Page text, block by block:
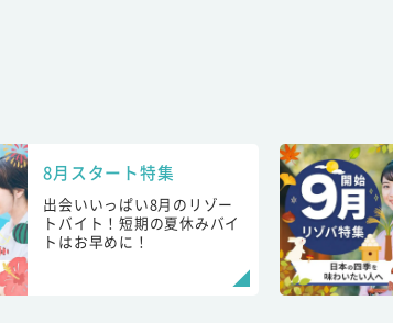
8月スタート特集
出会いいっぱい8月のリゾー
トバイト！短期の夏休みバイ
トはお早めに！